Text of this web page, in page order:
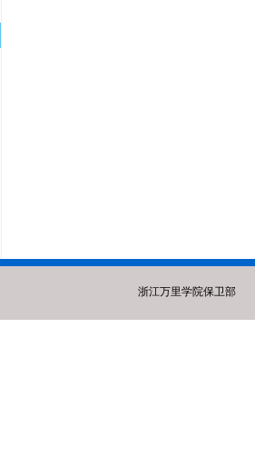
浙江万里学院保卫部